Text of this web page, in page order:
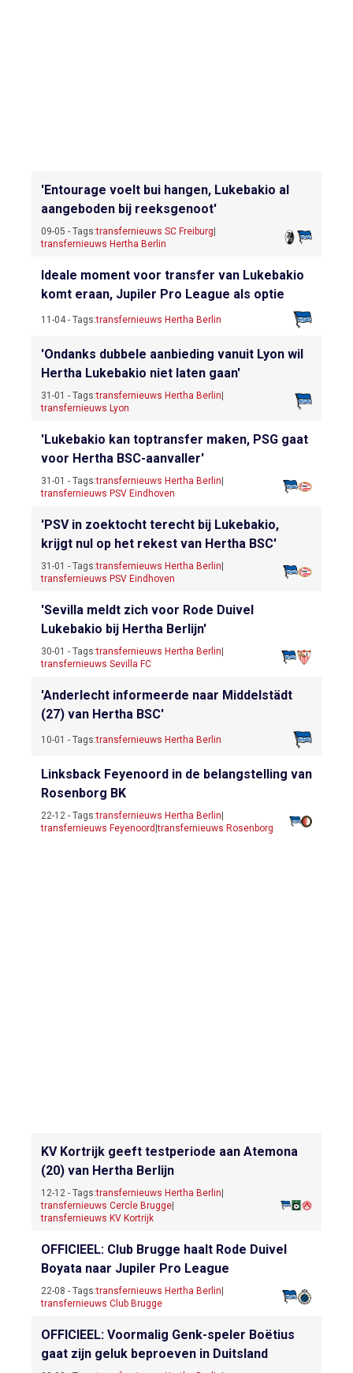
'Entourage voelt bui hangen, Lukebakio al
aangeboden bij reeksgenoot'
09-05 - Tags:transfernieuws SC Freiburg|
transfernieuws Hertha Berlin
Ideale moment voor transfer van Lukebakio
komt eraan, Jupiler Pro League als optie
11-04 - Tags:transfernieuws Hertha Berlin
'Ondanks dubbele aanbieding vanuit Lyon wil
Hertha Lukebakio niet laten gaan'
31-01 - Tags:transfernieuws Hertha Berlin|
transfernieuws Lyon
'Lukebakio kan toptransfer maken, PSG gaat
voor Hertha BSC-aanvaller'
31-01 - Tags:transfernieuws Hertha Berlin|
transfernieuws PSV Eindhoven
'PSV in zoektocht terecht bij Lukebakio,
krijgt nul op het rekest van Hertha BSC'
31-01 - Tags:transfernieuws Hertha Berlin|
transfernieuws PSV Eindhoven
'Sevilla meldt zich voor Rode Duivel
Lukebakio bij Hertha Berlijn'
30-01 - Tags:transfernieuws Hertha Berlin|
transfernieuws Sevilla FC
'Anderlecht informeerde naar Middelstädt
(27) van Hertha BSC'
10-01 - Tags:transfernieuws Hertha Berlin
Linksback Feyenoord in de belangstelling van
Rosenborg BK
22-12 - Tags:transfernieuws Hertha Berlin|
transfernieuws Feyenoord |transfernieuws Rosenborg
KV Kortrijk geeft testperiode aan Atemona
(20) van Hertha Berlijn
12-12 - Tags:transfernieuws Hertha Berlin|
transfernieuws Cercle Brugge|
transfernieuws KV Kortrijk
OFFICIEEL: Club Brugge haalt Rode Duivel
Boyata naar Jupiler Pro League
22-08 - Tags:transfernieuws Hertha Berlin|
transfernieuws Club Brugge
OFFICIEEL: Voormalig Genk-speler Boëtius
gaat zijn geluk beproeven in Duitsland